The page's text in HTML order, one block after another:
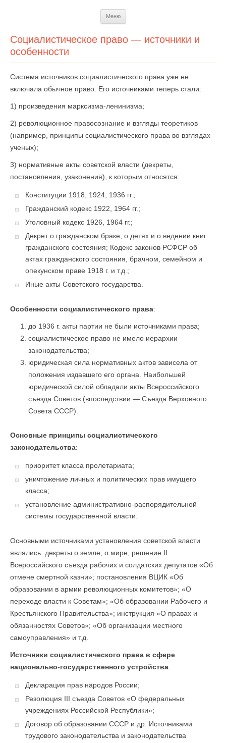
Меню
Социалистическое право — источники и
особенности
Система источников социалистического права уже не
включала обычное право. Его источниками теперь стали:
1) произведения марксизма-ленинизма;
2) революционное правосознание и взгляды теоретиков
(например, принципы социалистического права во взглядах
ученых);
3) нормативные акты советской власти (декреты,
постановления, узаконения), к которым относятся:
Конституции 1918, 1924, 1936 гг.;
Гражданский кодекс 1922, 1964 гг.;
Уголовный кодекс 1926, 1964 гг.;
Декрет о гражданском браке, о детях и о ведении книг
гражданского состояния; Кодекс законов РСФСР об
актах гражданского состояния, брачном, семейном и
опекунском праве 1918 г. и т.д.;
Иные акты Советского государства.
Особенности социалистического права:
до 1936 г. акты партии не были источниками права;
социалистическое право не имело иерархии
законодательства;
юридическая сила нормативных актов зависела от
положения издавшего его органа. Наибольшей
юридической силой обладали акты Всероссийского
съезда Советов (впоследствии — Съезда Верховного
Совета СССР).
Основные принципы социалистического
законодательства:
приоритет класса пролетариата;
уничтожение личных и политических прав имущего
класса;
установление административно-распорядительной
системы государственной власти.
Основными источниками установления советской власти
являлись: декреты о земле, о мире, решение II
Всероссийского съезда рабочих и солдатских депутатов «Об
отмене смертной казни»; постановления ВЦИК «Об
образовании в армии революционных комитетов»; «О
переходе власти к Советам»; «Об образовании Рабочего и
Крестьянского Правительства»; инструкция «О правах и
обязанностях Советов»; «Об организации местного
самоуправления» и т.д.
Источники социалистического права в сфере
национально-государственного устройства:
Декларация прав народов России;
Резолюция III съезда Советов «О федеральных
учреждениях Российской Республики»;
Договор об образовании СССР и др. Источниками
трудового законодательства и законодательства